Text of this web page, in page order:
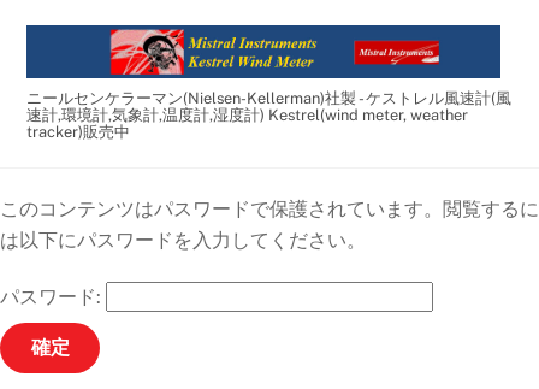
content
ニールセンケラーマン(Nielsen-Kellerman)社製 - ケストレル風速計(風
速計,環境計,気象計,温度計,湿度計) Kestrel(wind meter, weather
tracker)販売中
このコンテンツはパスワードで保護されています。閲覧するに
は以下にパスワードを入力してください。
パスワード: